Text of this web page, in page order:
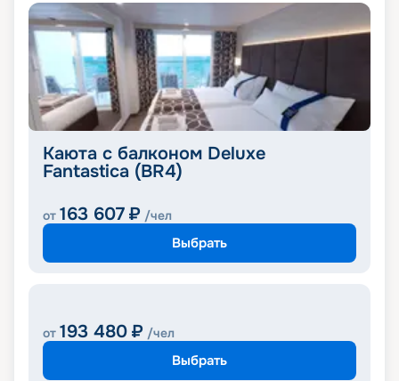
Каюта с балконом Deluxe
Fantastica (BR4)
от 163 607 ₽ /чел
Выбрать
от 193 480 ₽ /чел
Выбрать